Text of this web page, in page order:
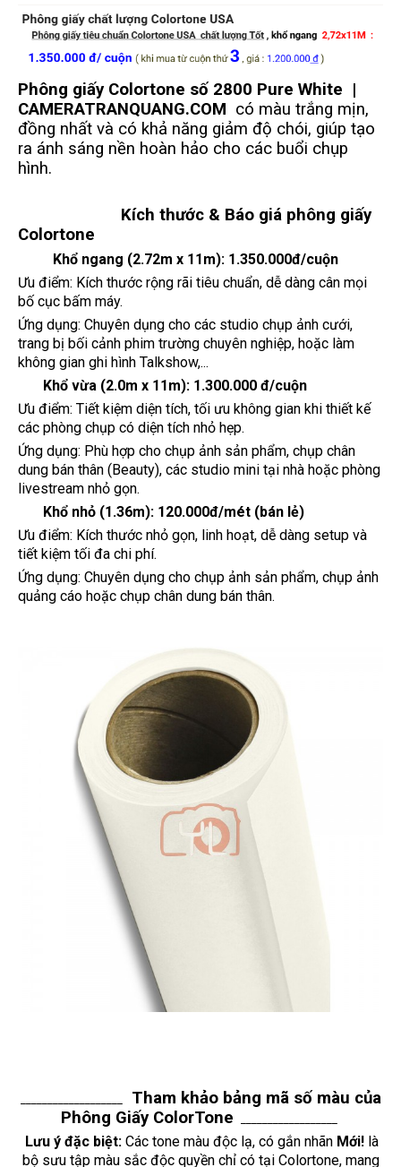
Phông giấy Colortone số 2800 Pure White |
CAMERATRANQUANG.COM có màu trắng mịn,
đồng nhất và có khả năng giảm độ chói, giúp tạo
ra ánh sáng nền hoàn hảo cho các buổi chụp
hình.
Kích thước & Báo giá phông giấy
Colortone
Khổ ngang (2.72m x 11m): 1.350.000đ/cuộn
Ưu điểm: Kích thước rộng rãi tiêu chuẩn, dễ dàng cân mọi
bố cục bấm máy.
Ứng dụng: Chuyên dụng cho các studio chụp ảnh cưới,
trang bị bối cảnh phim trường chuyên nghiệp, hoặc làm
không gian ghi hình Talkshow,...
Khổ vừa (2.0m x 11m): 1.300.000 đ/cuộn
Ưu điểm: Tiết kiệm diện tích, tối ưu không gian khi thiết kế
các phòng chụp có diện tích nhỏ hẹp.
Ứng dụng: Phù hợp cho chụp ảnh sản phẩm, chụp chân
dung bán thân (Beauty), các studio mini tại nhà hoặc phòng
livestream nhỏ gọn.
Khổ nhỏ (1.36m): 120.000đ/mét (bán lẻ)
Ưu điểm: Kích thước nhỏ gọn, linh hoạt, dễ dàng setup và
tiết kiệm tối đa chi phí.
Ứng dụng: Chuyên dụng cho chụp ảnh sản phẩm, chụp ảnh
quảng cáo hoặc chụp chân dung bán thân.
Tham khảo bảng mã số màu của
Phông Giấy ColorTone
Lưu ý đặc biệt: Các tone màu độc lạ, có gắn nhãn Mới! là
bộ sưu tập màu sắc độc quyền chỉ có tại Colortone, mang